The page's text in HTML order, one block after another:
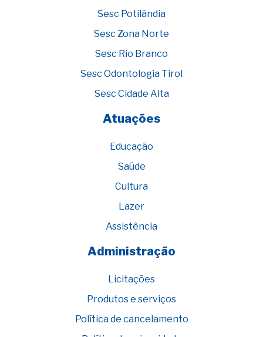
Sesc Potilândia
Sesc Zona Norte
Sesc Rio Branco
Sesc Odontologia Tirol
Sesc Cidade Alta
Atuações
Educação
Saúde
Cultura
Lazer
Assistência
Administração
Licitações
Produtos e serviços
Política de cancelamento